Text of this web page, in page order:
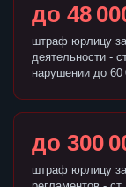
до 48
штраф юрлицу
деятельности -
нарушении до 60
до 300
штраф юрлицу за